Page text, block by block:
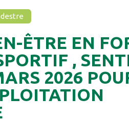
ÊTRE EN
,
2026